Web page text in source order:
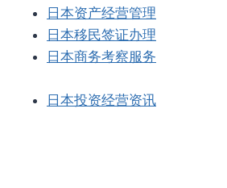
日本资产经营管理
日本移民签证办理
日本商务考察服务
日本投资经营资讯